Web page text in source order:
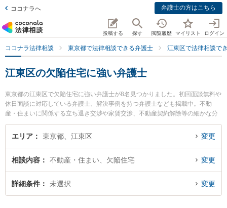
ココナラへ 弁護士の方はこちら
投稿する 探す 閲覧履歴 マイリスト ログイン
ココナラ法律相談 東京都で法律相談できる弁護士 江東区で法律相談で
江東区の欠陥住宅に強い弁護士
東京都の江東区で欠陥住宅に強い弁護士が8名見つかりました。初回面談無料や
休日面談に対応している弁護士、解決事例を持つ弁護士なども掲載中。不動
産・住まいに関係する立ち退き交渉や家賃交渉、不動産契約解除等の細かな分
野での絞り込み検索もでき便利です。特に森下総合法律事務所の青山 侑源弁護
士や泰信法律事務所の町田 伸明弁護士、尾田・星野法律事務所の尾田 隆行弁護
『欠陥住宅のトラブル解決の実績豊富な近くの弁護士を検索したい』『初回相
談無料で欠陥住宅を法律相談できる江東区内の弁護士に相談予約したい』など
でお困りの相談者さんにおすすめです。
エリア 東京都、江東区 変更
相談内容 不動産・住まい、欠陥住宅 変更
詳細条件 未選択 変更